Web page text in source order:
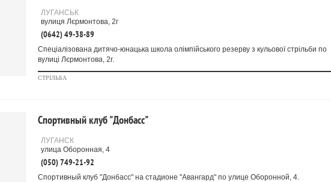
ЛУГАНСЬК
вулиця Лєрмонтова, 2г
(0642) 49-38-89
Спеціалізована дитячо-юнацька школа олімпійського резерву з кульової стрільби по
вулиці Лєрмонтова, 2г.
СТРІЛЬБА
Спортивный клуб "Донбасс"
ЛУГАНСК
улица Оборонная, 4
(050) 749-21-92
Спортивный клуб "Донбасс" на стадионе "Авангард" по улице Оборонной, 4.